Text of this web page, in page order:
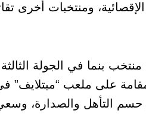
ومنتخبات أخرى
منتخب بنما في الجولة
كأس العالم 2026، المقامة على
حسم التأهل والصدارة،